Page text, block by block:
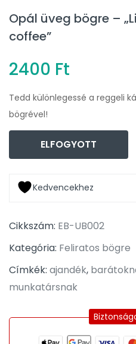
Opál üveg bögre –
coffee”
2400 Ft
Tedd különlegessé a reggeli
bögrével!
ELFOGYOTT
Kedvencekhez
Cikkszám: EB-UB002
Kategória: Feliratos bögre
Címkék: ajandék,
munkatársnak